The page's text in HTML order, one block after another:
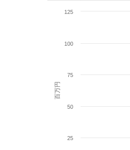
百万円
25
50
75
100
125